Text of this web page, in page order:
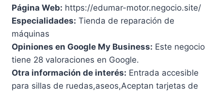
Página Web: https://edumar-motor.negocio.site/
Especialidades: Tienda de reparación de
máquinas
Opiniones en Google My Business: Este negocio
tiene 28 valoraciones en Google.
Otra información de interés: Entrada accesible
para sillas de ruedas,aseos,Aceptan tarjetas de